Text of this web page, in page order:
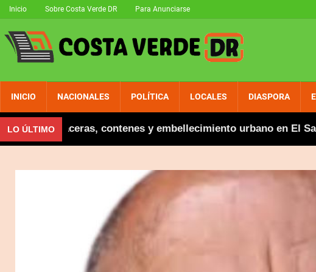
Inicio Sobre Costa Verde DR Para Anunciarse
INICIO NACIONALES POLÍTICA LOCALES DIASPORA
LO ÚLTIMOaceras, contenes y embellecimiento urbano en El